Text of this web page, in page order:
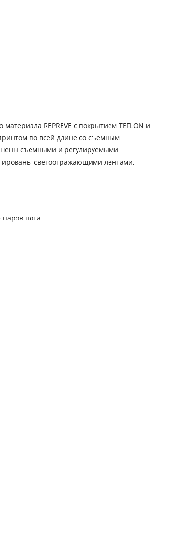
REPREVE с покрытием TEFLON и
по всей длине со съемным
съемными и регулируемыми
светоотражающими лентами,
пота